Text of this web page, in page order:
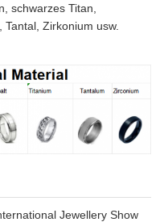
schwarzes Titan,
Zirkonium usw.
Jewellery Show